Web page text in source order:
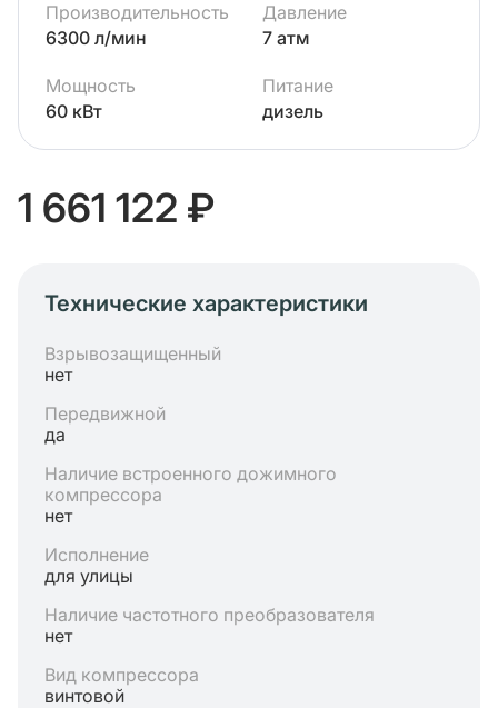
Производительность
6300 л/мин
Давление
7 атм
Мощность
60 кВт
Питание
дизель
1 661 122 ₽
Технические характеристики
Взрывозащищенный
нет
Передвижной
да
Наличие встроенного дожимного
компрессора
нет
Исполнение
для улицы
Наличие частотного преобразователя
нет
Вид компрессора
винтовой